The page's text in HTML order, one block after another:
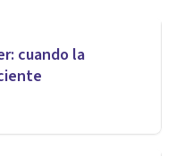
cuando la